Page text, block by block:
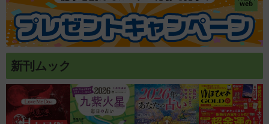
新刊ムック